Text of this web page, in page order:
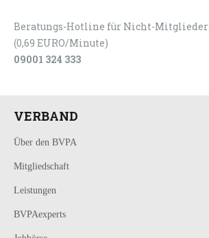
Beratungs-Hotline für Nicht-Mitglieder
(0,69 EURO/Minute)
09001 324 333
VERBAND
Über den BVPA
Mitgliedschaft
Leistungen
BVPAexperts